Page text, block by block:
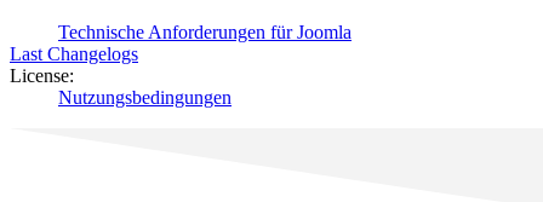
Technische Anforderungen für Joomla
Last Changelogs
License:
Nutzungsbedingungen